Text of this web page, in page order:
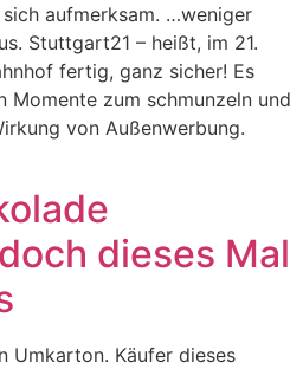
aufmerksam. …weniger
Stuttgart21 – heißt, im 21.
fertig, ganz sicher! Es
Momente zum schmunzeln und
von Außenwerbung.
dieses Mal
Umkarton. Käufer dieses